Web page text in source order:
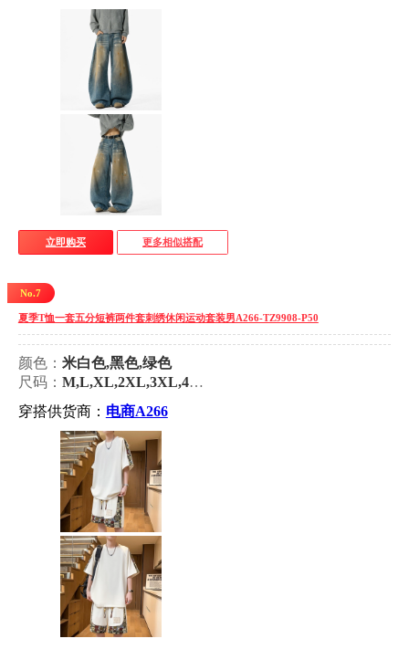
立即购买 更多相似搭配
No.7
夏季T恤一套五分短裤两件套刺绣休闲运动套装男A266-TZ9908-P50
颜色： 米白色,黑色,绿色
尺码： M,L,XL,2XL,3XL,4XL,5XL
穿搭供货商： 电商A266